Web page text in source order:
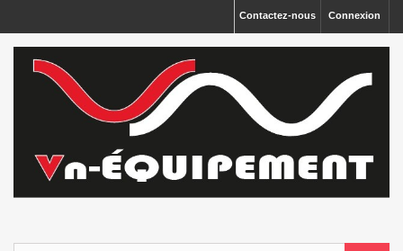
Connexion
Contactez-nous